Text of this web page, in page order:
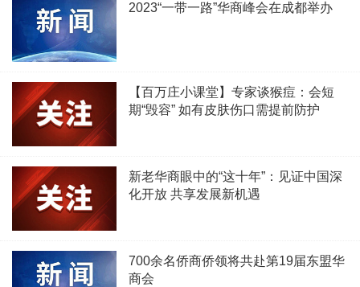
2023“一带一路”华商峰会在成都举办
【百万庄小课堂】专家谈猴痘：会短
期“毁容” 如有皮肤伤口需提前防护
新老华商眼中的“这十年”：见证中国深
化开放 共享发展新机遇
700余名侨商侨领将共赴第19届东盟华
商会